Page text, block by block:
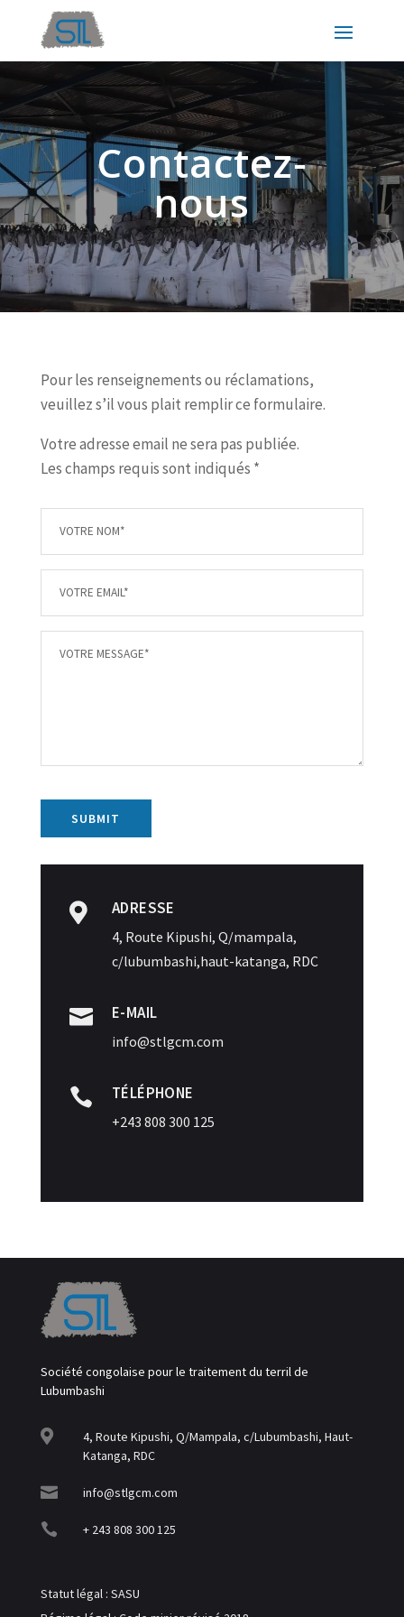
Contactez-
nous
Pour les renseignements ou réclamations,
veuillez s’il vous plait remplir ce formulaire.
Votre adresse email ne sera pas publiée.
Les champs requis sont indiqués *
 ADRESSE
4, Route Kipushi, Q/mampala,
c/lubumbashi,haut-katanga, RDC
 E-MAIL
info@stlgcm.com
 TÉLÉPHONE
+243 808 300 125
Société congolaise pour le traitement du terril de
Lubumbashi

4, Route Kipushi, Q/Mampala, c/Lubumbashi, Haut-
Katanga, RDC
 info@stlgcm.com
 + 243 808 300 125
Statut légal : SASU